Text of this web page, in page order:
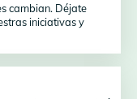
cambian. Déjate
iniciativas y